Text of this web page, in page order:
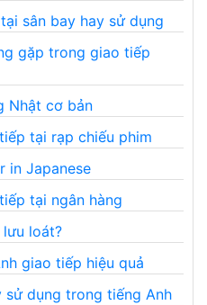
sân bay hay sử dụng
gặp trong giao tiếp
Nhật cơ bản
tại rạp chiếu phim
in Japanese
tại ngân hàng
lưu loát?
giao tiếp hiệu quả
sử dụng trong tiếng Anh